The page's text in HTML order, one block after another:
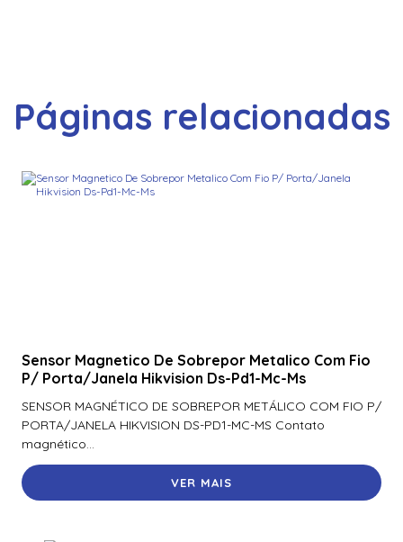
Se
900Ntnnek00000 | Assa Abloy | Leitor de Proximidade HId
Iclass se R10 900Ntnnek00000
Rp10
900Ptnnek00000 | Assa Abloy | Leitor De Proximidade
Rp10
920Nbnnek20000 | Assa Abloy | Leitor De Proximidade
920Nmnnekma001 | Assa Abloy | Leitor De Proximidade
Páginas relacionadas
Sensor Magnetico De Sobrepor Metalico Com Fio
P/ Porta/Janela Hikvision Ds-Pd1-Mc-Ms
SENSOR MAGNÉTICO DE SOBREPOR METÁLICO COM FIO P/
PORTA/JANELA HIKVISION DS-PD1-MC-MS Contato
magnético...
VER MAIS